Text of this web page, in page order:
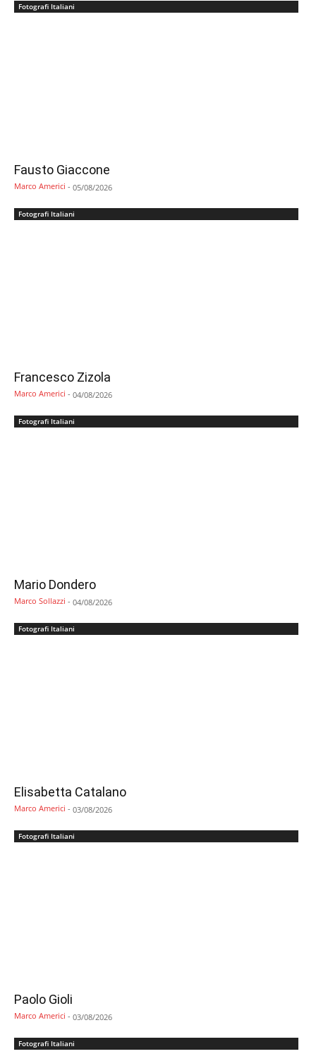
Fotografi Italiani
Fausto Giaccone
Marco Americi - 05/08/2026
Fotografi Italiani
Francesco Zizola
Marco Americi - 04/08/2026
Fotografi Italiani
Mario Dondero
Marco Sollazzi - 04/08/2026
Fotografi Italiani
Elisabetta Catalano
Marco Americi - 03/08/2026
Fotografi Italiani
Paolo Gioli
Marco Americi - 03/08/2026
Fotografi Italiani